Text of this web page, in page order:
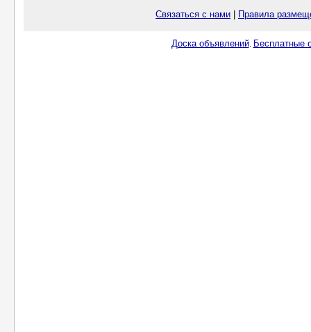
Связаться с нами Правила
Доска объявлений. Бесплатные